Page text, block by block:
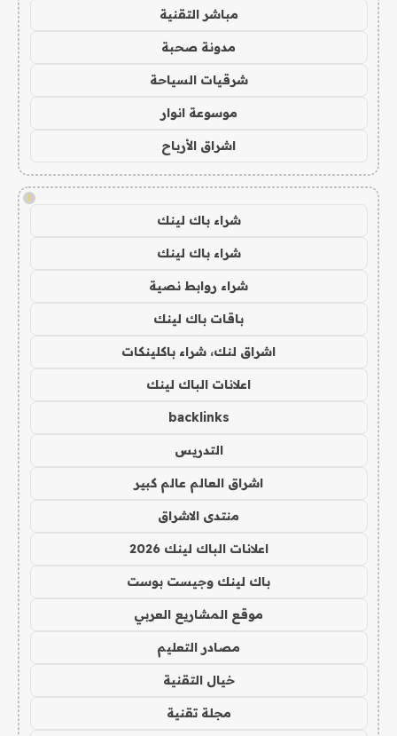
مباشر التقنية
مدونة صحبة
شرقيات السياحة
موسوعة انوار
اشراق الأرباح
!
شراء باك لينك
شراء باك لينك
شراء روابط نصية
باقات باك لينك
اشراق لنك، شراء باكلينكات
اعلانات الباك لينك
backlinks
التدريس
اشراق العالم عالم كبير
منتدى الاشراق
اعلانات الباك لينك 2026
باك لينك وجيست بوست
موقع المشاريع العربي
مصادر التعليم
خيال التقنية
مجلة تقنية